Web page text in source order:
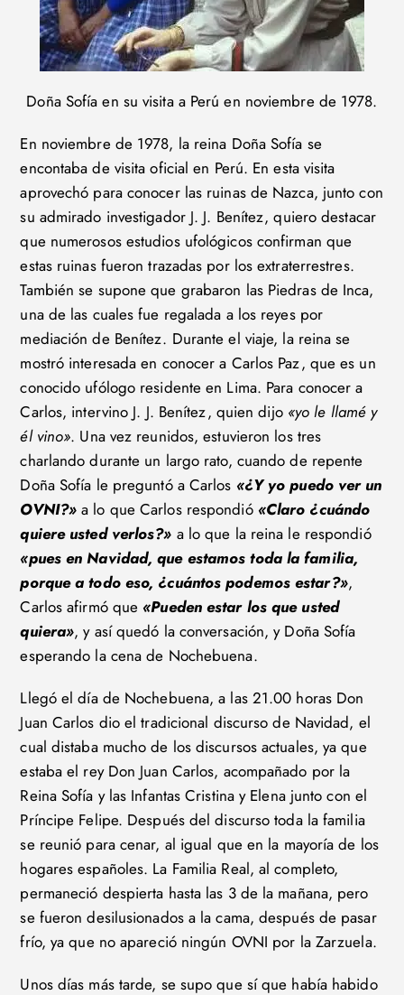
Doña Sofía en su visita a Perú en noviembre de 1978.
En noviembre de 1978, la reina Doña Sofía se
encontaba de visita oficial en Perú. En esta visita
aprovechó para conocer las ruinas de Nazca, junto con
su admirado investigador J. J. Benítez, quiero destacar
que numerosos estudios ufológicos confirman que
estas ruinas fueron trazadas por los extraterrestres.
También se supone que grabaron las Piedras de Inca,
una de las cuales fue regalada a los reyes por
mediación de Benítez. Durante el viaje, la reina se
mostró interesada en conocer a Carlos Paz, que es un
conocido ufólogo residente en Lima. Para conocer a
Carlos, intervino J. J. Benítez, quien dijo «yo le llamé y
él vino». Una vez reunidos, estuvieron los tres
charlando durante un largo rato, cuando de repente
Doña Sofía le preguntó a Carlos «¿Y yo puedo ver un
OVNI?» a lo que Carlos respondió «Claro ¿cuándo
quiere usted verlos?» a lo que la reina le respondió
«pues en Navidad, que estamos toda la familia,
porque a todo eso, ¿cuántos podemos estar?»,
Carlos afirmó que«Pueden estar los que usted
quiera», y así quedó la conversación, y Doña Sofía
esperando la cena de Nochebuena.
Llegó el día de Nochebuena, a las 21.00 horas Don
Juan Carlos dio el tradicional discurso de Navidad, el
cual distaba mucho de los discursos actuales, ya que
estaba el rey Don Juan Carlos, acompañado por la
Reina Sofía y las Infantas Cristina y Elena junto con el
Príncipe Felipe. Después del discurso toda la familia
se reunió para cenar, al igual que en la mayoría de los
hogares españoles. La Familia Real, al completo,
permaneció despierta hasta las 3 de la mañana, pero
se fueron desilusionados a la cama, después de pasar
frío, ya que no apareció ningún OVNI por la Zarzuela.
Unos días más tarde, se supo que sí que había habido